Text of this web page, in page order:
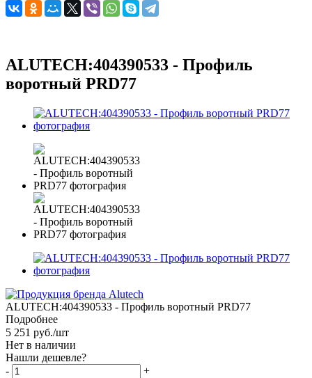
ALUTECH:404390533 - Профиль
воротный PRD77
ALUTECH:404390533 - Профиль воротный PRD77
Подробнее
5 251 руб./шт
Нет в наличии
Нашли дешевле?
-
+